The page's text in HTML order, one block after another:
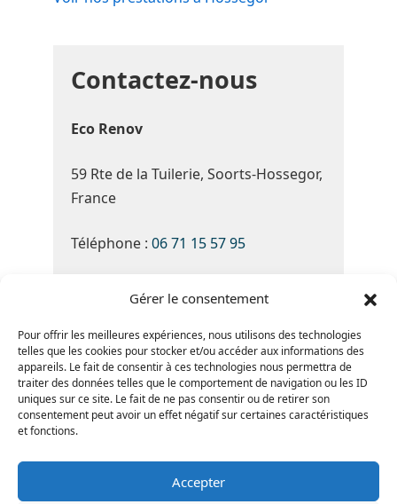
Gérer le consentement
Pour offrir les meilleures expériences, nous utilisons des technologies
telles que les cookies pour stocker et/ou accéder aux informations des
appareils. Le fait de consentir à ces technologies nous permettra de
traiter des données telles que le comportement de navigation ou les ID
uniques sur ce site. Le fait de ne pas consentir ou de retirer son
consentement peut avoir un effet négatif sur certaines caractéristiques
et fonctions.
Accepter
Contactez-nous
Eco Renov
59 Rte de la Tuilerie, Soorts-Hossegor,
France
Téléphone : 06 71 15 57 95
Du Lundi au Samedi de 8h30 à 19h30
Note Google :4.8 ★★★★★(basé sur
34 avis)